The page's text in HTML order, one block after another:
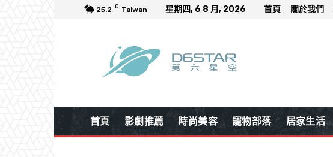
25.2 C Taiwan 星期四, 6 8 月, 2026 首頁 關於我們
首頁 影劇推薦 時尚美容 寵物部落 居家生活